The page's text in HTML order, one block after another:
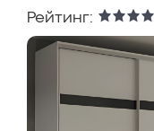
Рейтинг: